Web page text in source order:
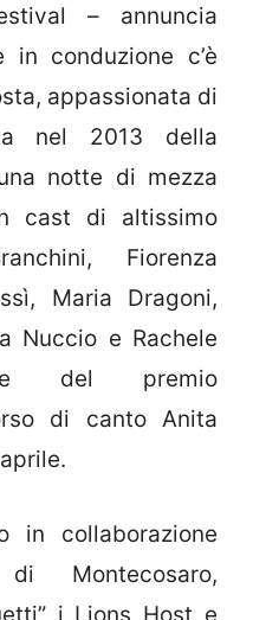
– annuncia
conduzione c’è
appassionata di
nel 2013 della
notte di mezza
cast di altissimo
Fiorenza
Maria Dragoni,
Nuccio e Rachele
del premio
di canto Anita
in collaborazione
Montecosaro,
i Lions Host e